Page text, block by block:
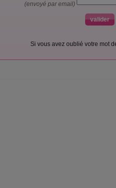
(envoyé par email)
Si vous avez oublié votre mot